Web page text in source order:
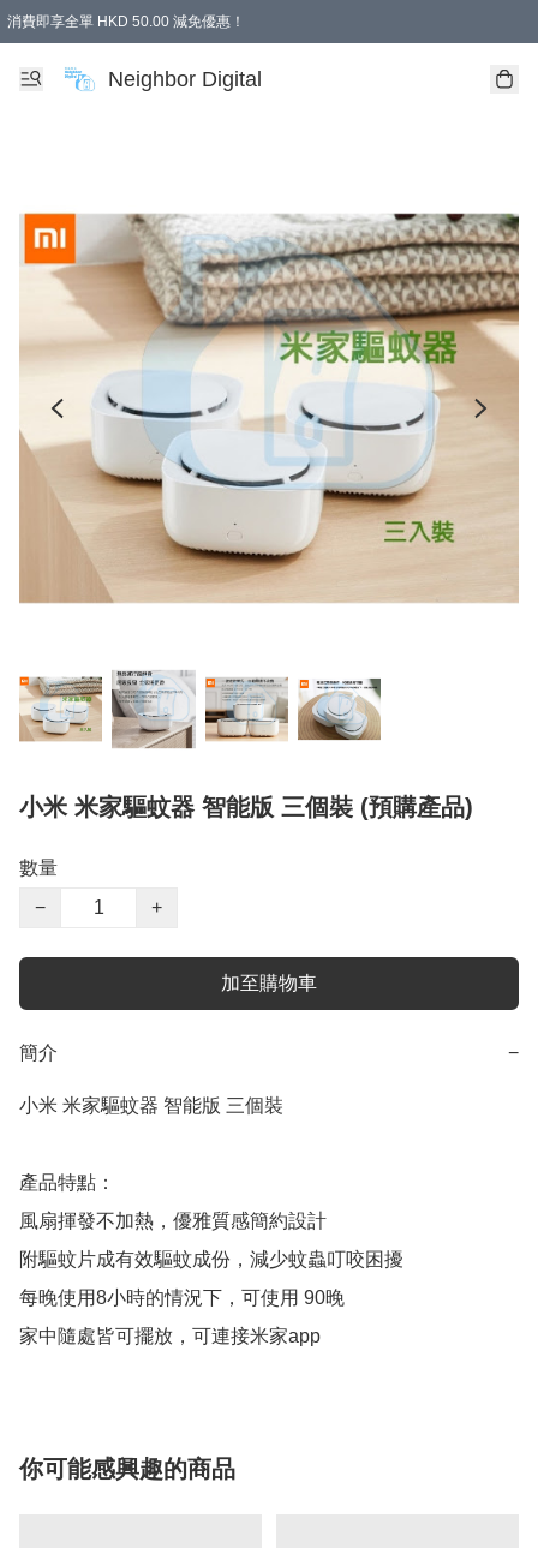
消費即享全單 HKD 50.00 減免優惠！
Neighbor Digital
小米 米家驅蚊器 智能版 三個裝 (預購產品)
數量
−
+
加至購物車
簡介 −
小米 米家驅蚊器 智能版 三個裝
產品特點：
風扇揮發不加熱，優雅質感簡約設計
附驅蚊片成有效驅蚊成份，減少蚊蟲叮咬困擾
每晚使用8小時的情況下，可使用 90晚
家中隨處皆可擺放，可連接米家app
你可能感興趣的商品